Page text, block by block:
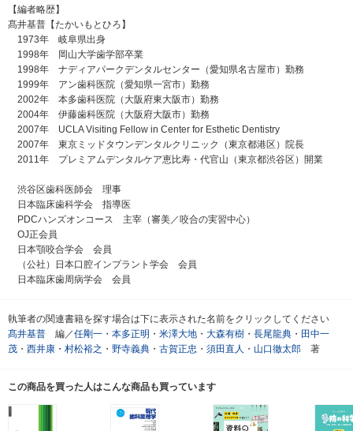
【編者略歴】
髙井基普【たかいもとひろ】
1973年 岐阜県出身
1998年 岡山大学歯学部卒業
1998年 ナディアパークデンタルセンター（愛知県名古屋市）勤務
1999年 アン歯科医院（愛知県一宮市）勤務
2002年 本多歯科医院（大阪府東大阪市）勤務
2004年 伊藤歯科医院（大阪府大阪市）勤務
2007年 UCLA Visiting Fellow in Center for Esthetic Dentistry
2007年 東京ミッドタウンデンタルクリニック（東京都港区）院長
2011年 プレミアムデンタルケア恵比寿・代官山（東京都渋谷区）開業
渋谷区歯科医師会 理事
日本臨床歯科学会 指導医
PDCハンズオンコース 主宰（審美／咬合の実習中心）
OJ正会員
日本顎咬合学会 会員
（公社）日本口腔インプラント学会 会員
日本臨床歯周病学会 会員
執筆者の関連書籍を探す場合は下に表示された名前をクリックしてください
髙井基普 編／任剛一 ・ 本多正明 ・ 米澤大地 ・ 大森有樹 ・ 長尾龍典 ・ 田中一
茂 ・ 西井康 ・ 村松裕之 ・ 野寺義典 ・ 古賀正忠 ・ 須田直人 ・ 山口徹太郎 著
この商品を買った人はこんな商品も買っています